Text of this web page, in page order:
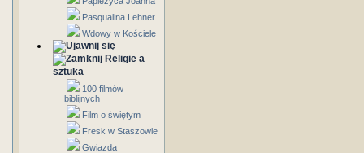
Pasqualina Lehner
Wdowy w Kościele
Religie a
sztuka
100 filmów
biblijnych
Film o świętym
Fresk w Staszowie
Gwiazda